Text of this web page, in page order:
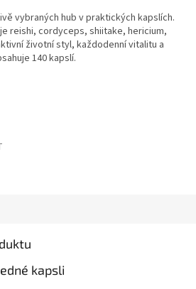
vybraných hub v praktických kapslích.
reishi, cordyceps, shiitake, hericium,
životní styl, každodenní vitalitu a
140 kapslí.
kapsli